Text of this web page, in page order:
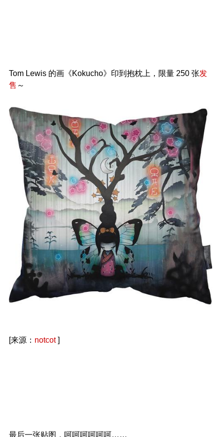
Tom Lewis 的画《Kokucho》印到抱枕上，限量 250 张发
售 ～
[来源： notcot]
最后一张贴图，呵呵呵呵呵呵……